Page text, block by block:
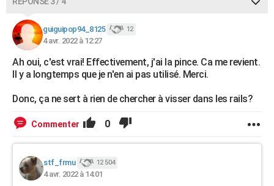
guiguipop94_8125 12
4 avr. 2022 à 12:27
Ah oui, c'est vrai! Effectivement, j'ai la pince. Ca me revient.
Il y a longtemps que je n'en ai pas utilisé. Merci.
Donc, ça ne sert à rien de chercher à visser dans les rails?
Commenter 0
stf_frmu 12 504
4 avr. 2022 à 14:01